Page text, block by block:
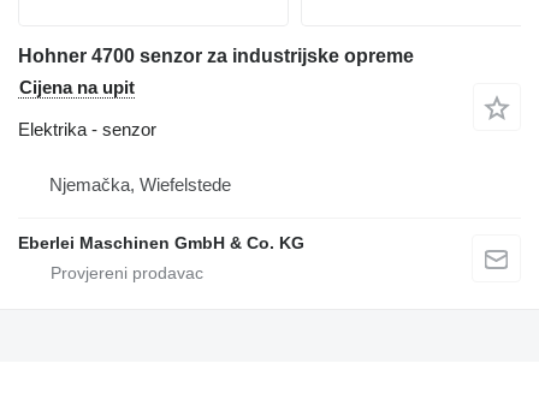
Hohner 4700 senzor za industrijske opreme
Cijena na upit
Elektrika - senzor
Njemačka, Wiefelstede
Eberlei Maschinen GmbH & Co. KG